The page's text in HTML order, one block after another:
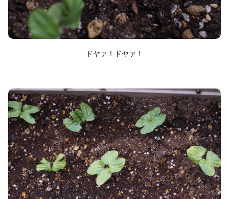
ドヤァ！ドヤァ！